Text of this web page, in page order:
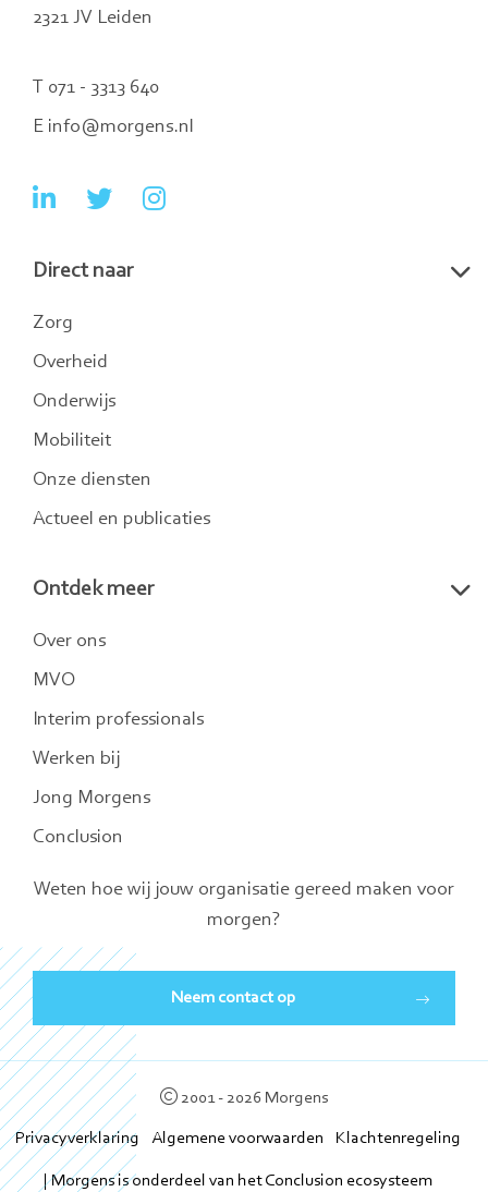
2321 JV Leiden
T 071 - 3313 640
E info@morgens.nl
Ga
LinkedIn
Ga
Twitter
Ga
Direct naar
Zorg
Overheid
Onderwijs
Mobiliteit
Onze diensten
Actueel en publicaties
Ontdek meer
Over ons
MVO
Interim professionals
Werken bij
Jong Morgens
Conclusion
Weten hoe wij jouw organisatie gereed maken voor
morgen?
Neem contact op
2001 - 2026 Morgens
Privacyverklaring Algemene voorwaarden Klachtenregeling
| Morgens is onderdeel van het Conclusion ecosysteem